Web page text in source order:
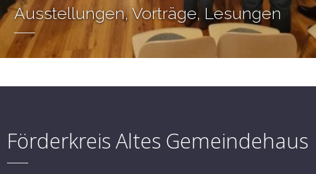
Ausstellungen, Vorträge, Lesungen
Förderkreis Altes Gemeindehaus